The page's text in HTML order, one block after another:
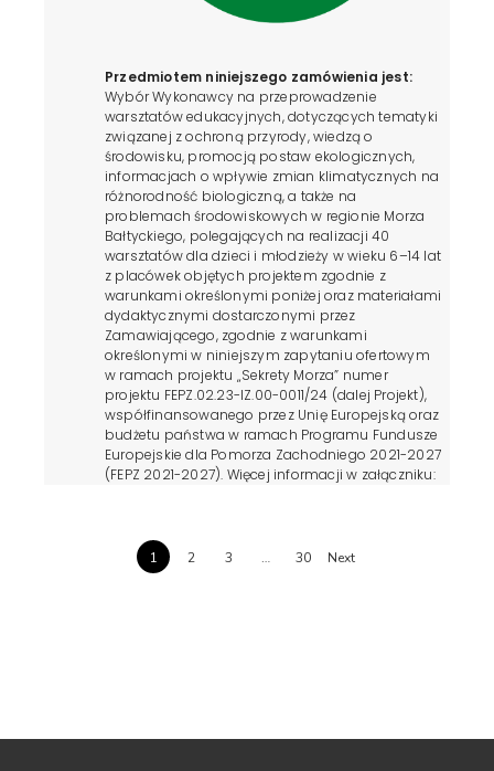
Przedmiotem niniejszego zamówienia jest:
Wybór Wykonawcy na przeprowadzenie
warsztatów edukacyjnych, dotyczących tematyki
związanej z ochroną przyrody, wiedzą o
środowisku, promocją postaw ekologicznych,
informacjach o wpływie zmian klimatycznych na
różnorodność biologiczną, a także na
problemach środowiskowych w regionie Morza
Bałtyckiego, polegających na realizacji 40
warsztatów dla dzieci i młodzieży w wieku 6–14 lat
z placówek objętych projektem zgodnie z
warunkami określonymi poniżej oraz materiałami
dydaktycznymi dostarczonymi przez
Zamawiającego, zgodnie z warunkami
określonymi w niniejszym zapytaniu ofertowym
w ramach projektu „Sekrety Morza” numer
projektu FEPZ.02.23-IZ.00-0011/24 (dalej Projekt),
współfinansowanego przez Unię Europejską oraz
budżetu państwa w ramach Programu Fundusze
Europejskie dla Pomorza Zachodniego 2021-2027
(FEPZ 2021-2027). Więcej informacji w załączniku:
1
2 3 … 30 Next